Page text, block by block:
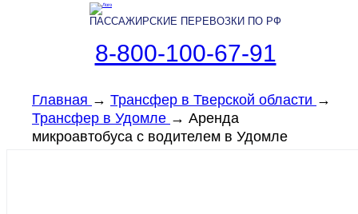
ПАССАЖИРСКИЕ ПЕРЕВОЗКИ ПО РФ
8-800-100-67-91
Главная → Трансфер в Тверской области →
Трансфер в Удомле → Аренда
микроавтобуса с водителем в Удомле